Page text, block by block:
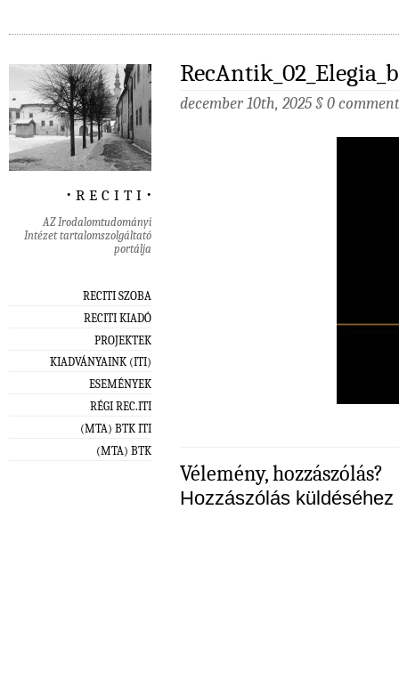
‧ r e c i t i ‧
AZ Irodalomtudományi
Intézet tartalomszolgáltató
portálja
RECITI SZOBA
RECITI KIADÓ
PROJEKTEK
KIADVÁNYAINK (ITI)
ESEMÉNYEK
RÉGI REC.ITI
(MTA) BTK ITI
(MTA) BTK
december 10th, 2025 § 0
Vélemény, hozzászólás?
Hozzászólás küldéséhez